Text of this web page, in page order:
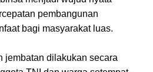
pembangunan
bagi masyarakat luas.
jembatan dilakukan secara